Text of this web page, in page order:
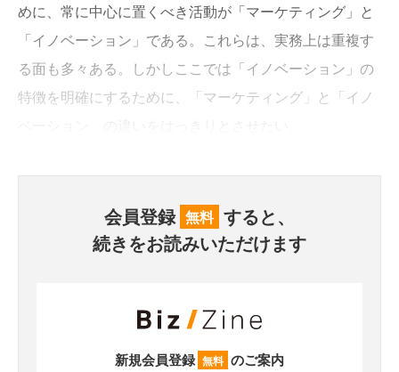
めに、常に中心に置くべき活動が「マーケティング」と
「イノベーション」である。これらは、実務上は重複す
る面も多々ある。しかしここでは「イノベーション」の
特徴を明確にするために、「マーケティング」と「イノ
会員登録 無料 すると、
続きをお読みいただけます
新規会員登録 無料 のご案内